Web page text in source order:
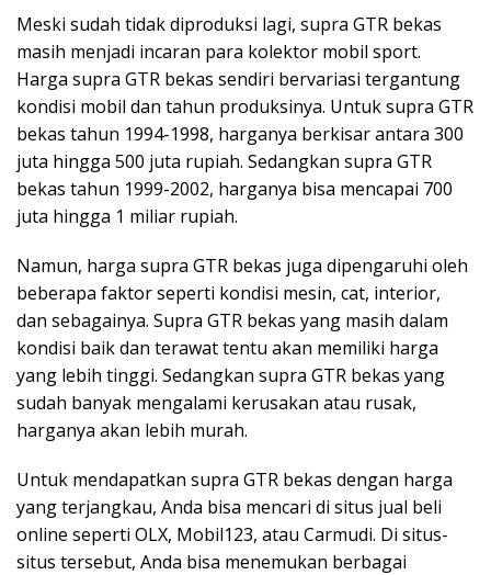
Meski sudah tidak diproduksi lagi, supra GTR bekas
masih menjadi incaran para kolektor mobil sport.
Harga supra GTR bekas sendiri bervariasi tergantung
kondisi mobil dan tahun produksinya. Untuk supra GTR
bekas tahun 1994-1998, harganya berkisar antara 300
juta hingga 500 juta rupiah. Sedangkan supra GTR
bekas tahun 1999-2002, harganya bisa mencapai 700
juta hingga 1 miliar rupiah.
Namun, harga supra GTR bekas juga dipengaruhi oleh
beberapa faktor seperti kondisi mesin, cat, interior,
dan sebagainya. Supra GTR bekas yang masih dalam
kondisi baik dan terawat tentu akan memiliki harga
yang lebih tinggi. Sedangkan supra GTR bekas yang
sudah banyak mengalami kerusakan atau rusak,
harganya akan lebih murah.
Untuk mendapatkan supra GTR bekas dengan harga
yang terjangkau, Anda bisa mencari di situs jual beli
online seperti OLX, Mobil123, atau Carmudi. Di situs-
situs tersebut, Anda bisa menemukan berbagai